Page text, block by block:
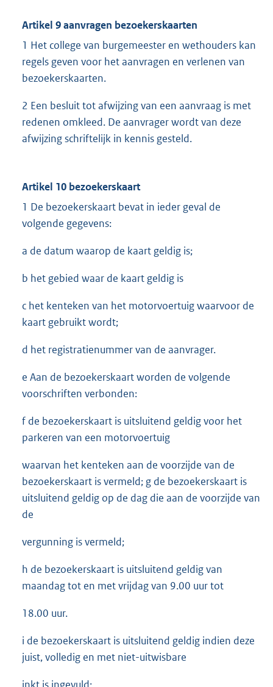
Artikel 9 aanvragen bezoekerskaarten
1 Het college van burgemeester en wethouders kan
regels geven voor het aanvragen en verlenen van
bezoekerskaarten.
2 Een besluit tot afwijzing van een aanvraag is met
redenen omkleed. De aanvrager wordt van deze
afwijzing schriftelijk in kennis gesteld.
Artikel 10 bezoekerskaart
1 De bezoekerskaart bevat in ieder geval de
volgende gegevens:
a de datum waarop de kaart geldig is;
b het gebied waar de kaart geldig is
c het kenteken van het motorvoertuig waarvoor de
kaart gebruikt wordt;
d het registratienummer van de aanvrager.
e Aan de bezoekerskaart worden de volgende
voorschriften verbonden:
f de bezoekerskaart is uitsluitend geldig voor het
parkeren van een motorvoertuig
waarvan het kenteken aan de voorzijde van de
bezoekerskaart is vermeld; g de bezoekerskaart is
uitsluitend geldig op de dag die aan de voorzijde van
de
vergunning is vermeld;
h de bezoekerskaart is uitsluitend geldig van
maandag tot en met vrijdag van 9.00 uur tot
18.00 uur.
i de bezoekerskaart is uitsluitend geldig indien deze
juist, volledig en met niet-uitwisbare